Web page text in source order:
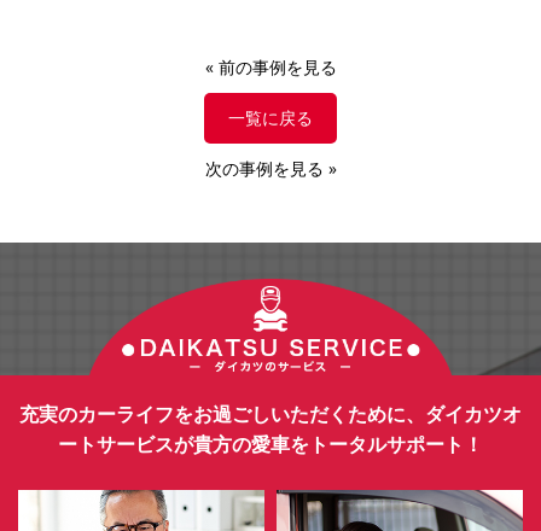
« 前の事例を見る
一覧に戻る
次の事例を見る »
充実のカーライフをお過ごしいただくために、ダイカツオ
ートサービスが貴方の愛車をトータルサポート！